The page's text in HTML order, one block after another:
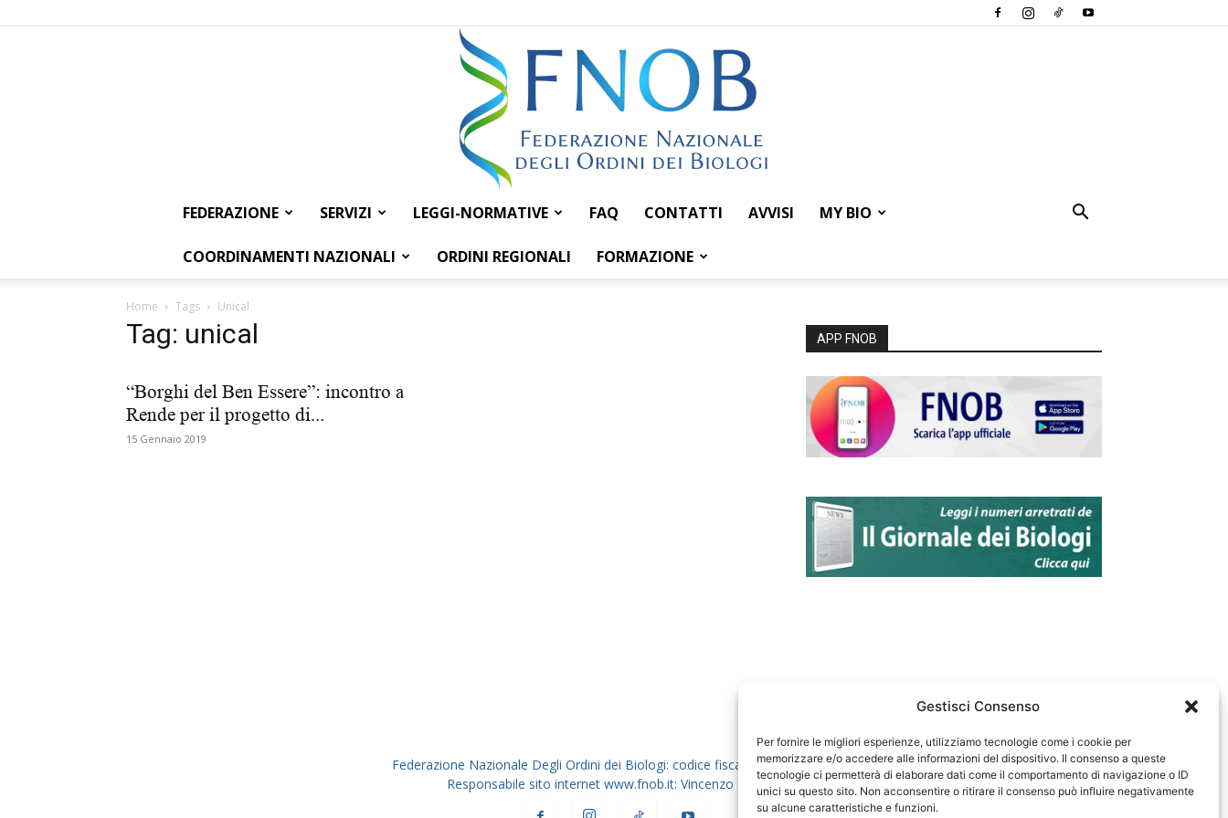
Gestisci Consenso
Per fornire le migliori esperienze, utilizziamo tecnologie come i cookie per
memorizzare e/o accedere alle informazioni del dispositivo. Il consenso a queste
tecnologie ci permetterà di elaborare dati come il comportamento di navigazione o ID
unici su questo sito. Non acconsentire o ritirare il consenso può influire negativamente
su alcune caratteristiche e funzioni.
Federazione
FEDERAZIONE SERVIZI LEGGI-NORMATIVE FAQ CONTATTI AVVISI MY BIO
COORDINAMENTI NAZIONALI ORDINI REGIONALI FORMAZIONE
Home Tags Unical
Tag: unical
“Borghi del Ben Essere”: incontro a
Rende per il progetto di...
15 Gennaio 2019
APP FNOB
Federazione Nazionale Degli Ordini dei Biologi: codice fiscale 80069130583
Responsabile sito internet www.fnob.it: Vincenzo D'Anna